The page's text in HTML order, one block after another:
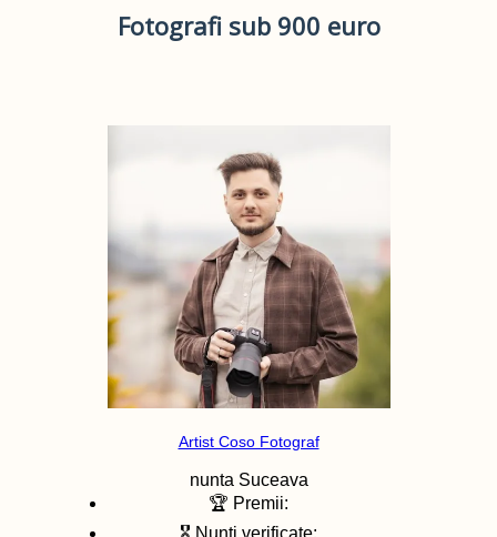
Fotografi sub 900 euro
Artist Coso Fotograf
nunta Suceava
🏆 Premii: